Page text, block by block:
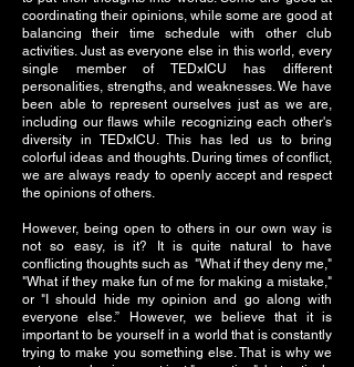
coordinating their opinions, while some are good at
balancing their time schedule with other club
activities. Just as everyone else in this world, every
single member of TEDxICU has different
personalities, strengths, and weaknesses. We have
been able to represent ourselves just as we are,
including our flaws while recognizing each other's
diversity in TEDxICU. This has led us to bring
colorful ideas and thoughts. During times of conflict,
we are always ready to openly accept and respect
the opinions of others.
However, being open to others in our own way is
not so easy, is it? It is quite natural to have
conflicting thoughts such as "What if they deny me,"
"What if they make fun of me for making a mistake,"
or "I should hide my opinion and go along with
everyone else.” However, we believe that it is
important to be yourself in a world that is constantly
trying to make you something else. That is why we